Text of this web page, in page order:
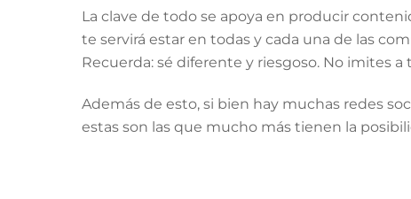
La clave de todo se apoya en producir
te servirá estar en todas y cada una de las
Recuerda: sé diferente y riesgoso. No imites
Además de esto, si bien hay muchas redes
estas son las que mucho más tienen la